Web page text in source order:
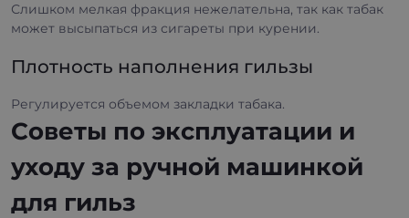
Слишком мелкая фракция нежелательна, так как табак
может высыпаться из сигареты при курении.
Плотность наполнения гильзы
Регулируется объемом закладки табака.
Советы по эксплуатации и
уходу за ручной машинкой
для гильз